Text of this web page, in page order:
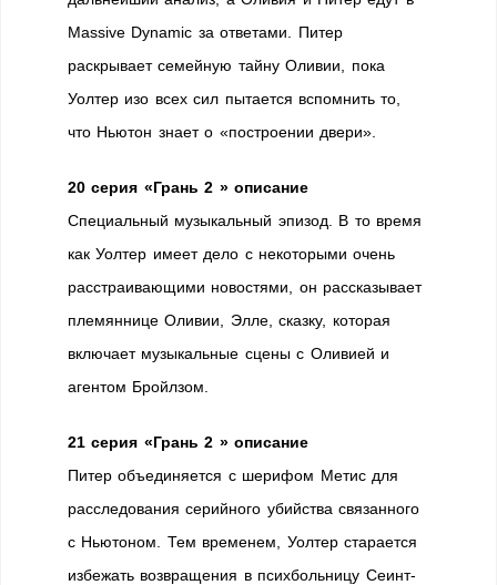
Massive Dynamic за ответами. Питер
раскрывает семейную тайну Оливии, пока
Уолтер изо всех сил пытается вспомнить то,
что Ньютон знает о «построении двери».
20 серия «Грань 2 » описание
Специальный музыкальный эпизод. В то время
как Уолтер имеет дело с некоторыми очень
расстраивающими новостями, он рассказывает
племяннице Оливии, Элле, сказку, которая
включает музыкальные сцены с Оливией и
агентом Бройлзом.
21 серия «Грань 2 » описание
Питер объединяется с шерифом Метис для
расследования серийного убийства связанного
с Ньютоном. Тем временем, Уолтер старается
избежать возвращения в психбольницу Сеинт-